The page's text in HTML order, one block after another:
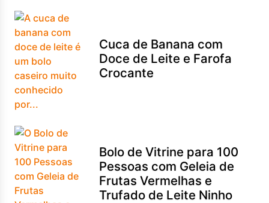
Cuca de Banana com
Doce de Leite e Farofa
Crocante
Bolo de Vitrine para 100
Pessoas com Geleia de
Frutas Vermelhas e
Trufado de Leite Ninho